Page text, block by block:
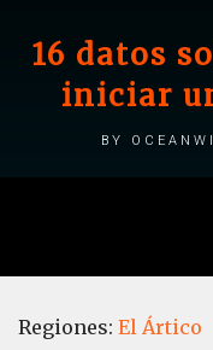
16 datos
iniciar
by
Regiones: El Ártico